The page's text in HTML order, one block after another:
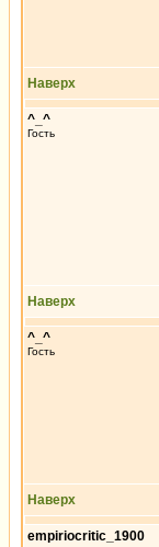
Наверх
^_^
Гость
Наверх
^_^
Гость
Наверх
empiriocritic_1900